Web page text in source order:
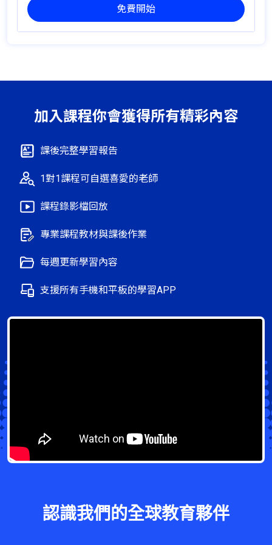
你將獲得
1 個月（月付）
每堂課程為45分鐘
免費開始
加入課程你會獲得所有精彩內容
課後完整學習報告
1對1課程可自選喜愛的老師
課程錄影檔回放
專業課程教材與課後作業
每週更新學習內容
支援所有手機和平板的學習APP
認識我們的全球教育夥伴